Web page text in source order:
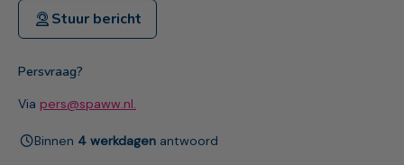
Stuur bericht
Persvraag?
Via pers@spaww.nl.
Binnen 4 werkdagenantwoord